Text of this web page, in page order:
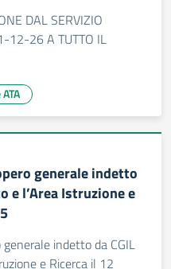
DAL SERVIZIO
12-26 A TUTTO IL
generale indetto
e l’Area Istruzione e
indetto da CGIL
e Ricerca il 12